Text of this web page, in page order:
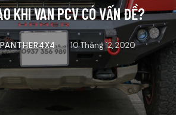
KHI VAN PCV CÓ VẤN ĐỀ?
10 Tháng 12, 2020